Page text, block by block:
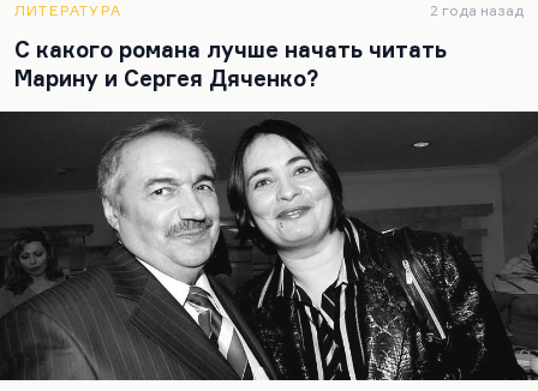
ЛИТЕРАТУРА 2 года назад
С какого романа лучше начать читать
Марину и Сергея Дяченко?